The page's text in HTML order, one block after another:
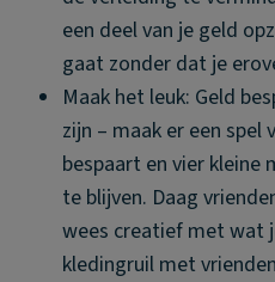
een deel van je geld
gaat zonder dat je
Maak het leuk: Geld
zijn – maak er een spel
bespaart en vier
te blijven. Daag
wees creatief met wat
kledingruil met